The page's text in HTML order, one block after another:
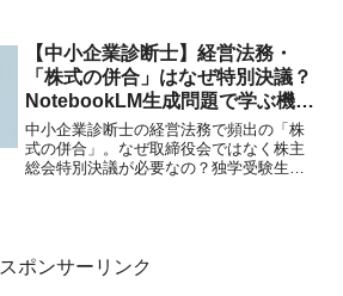
す。過去問の失敗談から生まれた新しい
学習法を全公開！
【中小企業診断士】経営法務・
「株式の併合」はなぜ特別決議？
NotebookLM生成問題で学ぶ機関
決定のロジック
中小企業診断士の経営法務で頻出の「株
式の併合」。なぜ取締役会ではなく株主
総会特別決議が必要なの？独学受験生の
スポンサーリンク